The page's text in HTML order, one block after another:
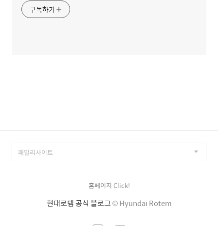
구독하기
홈페이지 Click!
현대로템 공식 블로그© Hyundai Rotem